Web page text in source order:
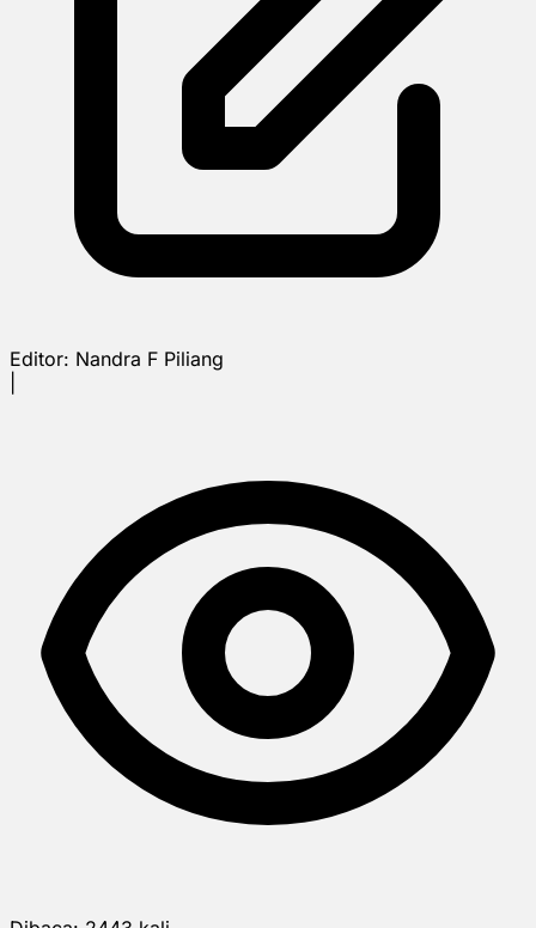
Editor: Nandra F Piliang